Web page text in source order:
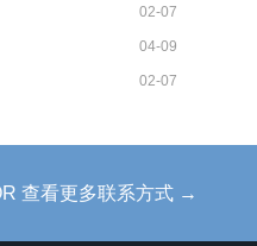
02-07
04-09
02-07
查看更多联系方式 →